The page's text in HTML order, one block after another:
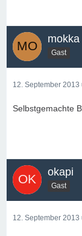
mokka
Gast
12. September 2013
Selbstgemachte
okapi
Gast
12. September 2013